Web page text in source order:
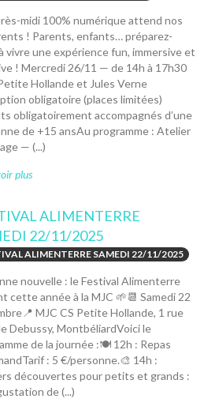
midi 100% numérique attend nos
! Parents, enfants… préparez-
vivre une expérience fun, immersive et
! Mercredi 26/11 — de 14h à 17h30
Hollande et Jules Verne
obligatoire (places limitées)
obligatoirement accompagnés d’une
de +15 ansAu programme : Atelier
— (...)
plus
ALIMENTERRE
22/11/2025
ALIMENTERRE SAMEDI 22/11/2025
nouvelle : le Festival Alimenterre
cette année à la MJC 🌱📆 Samedi 22
MJC CS Petite Hollande, 1 rue
Debussy, MontbéliardVoici le
de la journée :🍽️ 12h : Repas
: 5 €/personne.🎨 14h :
découvertes pour petits et grands :
de (...)